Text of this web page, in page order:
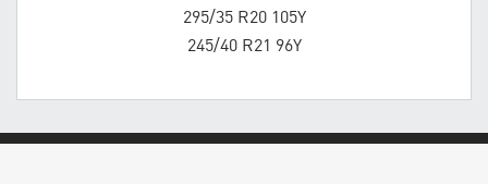
295/35 R20 105Y
245/40 R21 96Y